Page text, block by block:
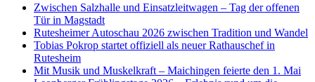
Zwischen Salzhalle und Einsatzleitwagen – Tag der offenen
Tür in Magstadt
Rutesheimer Autoschau 2026 zwischen Tradition und Wandel
Tobias Pokrop startet offiziell als neuer Rathauschef in
Rutesheim
Mit Musik und Muskelkraft – Maichingen feierte den 1. Mai